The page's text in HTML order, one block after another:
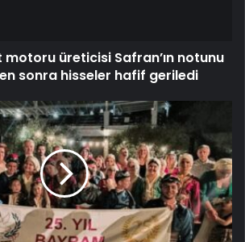
motoru üreticisi Safran’ın notunu
sonra hisseler hafif geriledi